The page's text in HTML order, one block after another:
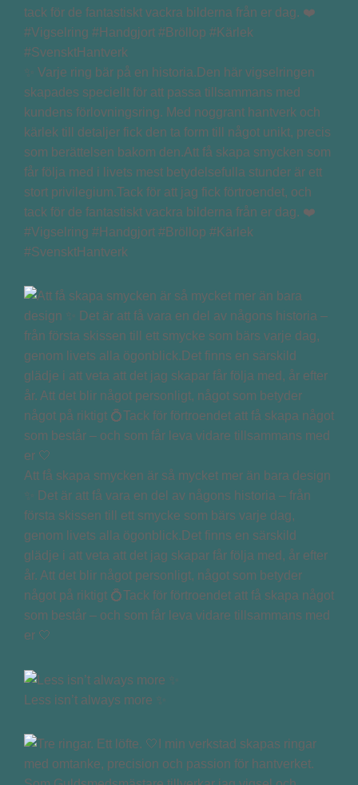
✨ Varje ring bär på en historia.Den här vigselringen
skapades speciellt för att passa tillsammans med
kundens förlovningsring. Med noggrant hantverk och
kärlek till detaljer fick den ta form till något unikt, precis
som berättelsen bakom den.Att få skapa smycken som
får följa med i livets mest betydelsefulla stunder är ett
stort privilegium.Tack för att jag fick förtroendet, och
tack för de fantastiskt vackra bilderna från er dag. ❤️
#Vigselring #Handgjort #Bröllop #Kärlek
#SvensktHantverk
Att få skapa smycken är så mycket mer än bara design
✨ Det är att få vara en del av någons historia – från
första skissen till ett smycke som bärs varje dag,
genom livets alla ögonblick.Det finns en särskild
glädje i att veta att det jag skapar får följa med, år efter
år. Att det blir något personligt, något som betyder
något på riktigt 💍Tack för förtroendet att få skapa något
som består – och som får leva vidare tillsammans med
er 🤍
Less isn’t always more ✨